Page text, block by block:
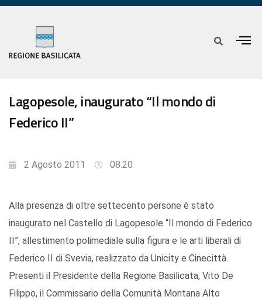
Lagopesole, inaugurato “Il mondo di
Federico II”
2 Agosto 2011 08:20
Alla presenza di oltre settecento persone è stato
inaugurato nel Castello di Lagopesole “Il mondo di Federico
II”, allestimento polimediale sulla figura e le arti liberali di
Federico II di Svevia, realizzato da Unicity e Cinecittà.
Presenti il Presidente della Regione Basilicata, Vito De
Filippo, il Commissario della Comunità Montana Alto